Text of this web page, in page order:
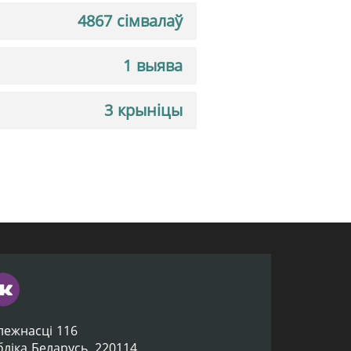
4867 сімвалаў
1 выява
3 крыніцы
116